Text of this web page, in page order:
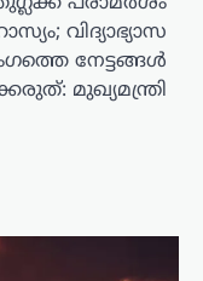
വിദ്യാഭ്യാസ
നേട്ടങ്ങൾ
മുഖ്യമന്ത്രി